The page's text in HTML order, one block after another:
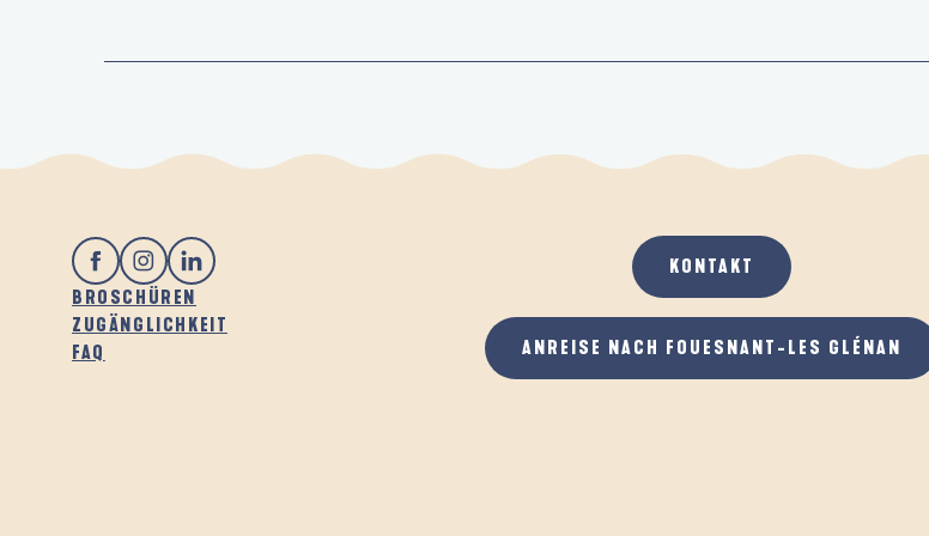
BROSCHÜREN
ZUGÄNGLICHKEIT
FAQ
KONTAKT
ANREISE NACH FOUESNANT-LES GLÉNAN